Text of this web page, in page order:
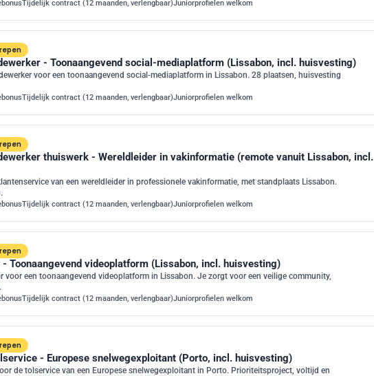
Tijdelijk contract (12 maanden, verlengbaar)Juniorprofielen welkom
- Toonaangevend social-mediaplatform (Lissabon, incl. huisvesting)
voor een toonaangevend social-mediaplatform in Lissabon. 28 plaatsen, huisvesting
Tijdelijk contract (12 maanden, verlengbaar)Juniorprofielen welkom
thuiswerk - Wereldleider in vakinformatie (remote vanuit Lissabon, incl.
van een wereldleider in professionele vakinformatie, met standplaats Lissabon.
Tijdelijk contract (12 maanden, verlengbaar)Juniorprofielen welkom
Toonaangevend videoplatform (Lissabon, incl. huisvesting)
voor een toonaangevend videoplatform in Lissabon. Je zorgt voor een veilige community,
Tijdelijk contract (12 maanden, verlengbaar)Juniorprofielen welkom
- Europese snelwegexploitant (Porto, incl. huisvesting)
de tolservice van een Europese snelwegexploitant in Porto. Prioriteitsproject, voltijd en